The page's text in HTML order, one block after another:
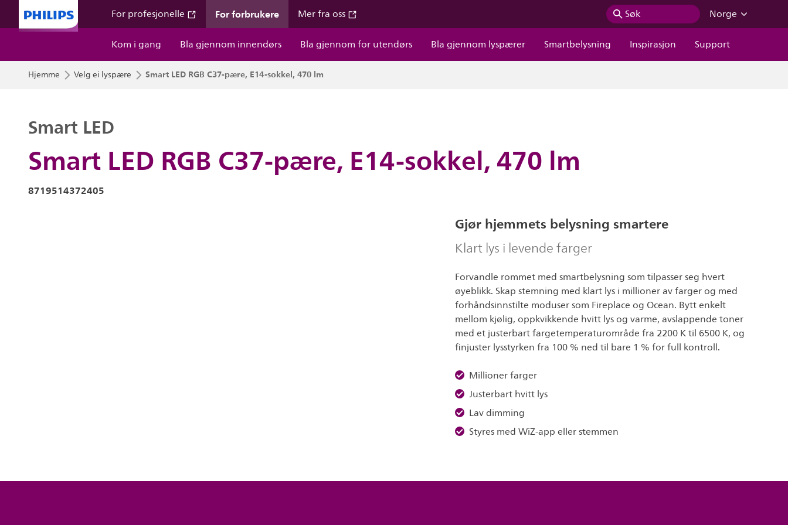
For profesjonelle For forbrukere Mer fra oss Søk
Norge
Kom i gang
Bla gjennom innendørs Bla gjennom for utendørs Bla gjennom lyspærer Smartbelysning Inspirasjon Support
Hjemme Velg ei lyspære Smart LED RGB C37-pære, E14-sokkel, 470 lm
Smart LED RGB C37-pære, E14-sokkel, 470 lm
Smart LED
8719514372405
Gjør hjemmets belysning smartere
Klart lys i levende farger
Forvandle rommet med smartbelysning som tilpasser seg hvert
øyeblikk. Skap stemning med klart lys i millioner av farger og med
forhåndsinnstilte moduser som Fireplace og Ocean. Bytt enkelt
mellom kjølig, oppkvikkende hvitt lys og varme, avslappende toner
med et justerbart fargetemperaturområde fra 2200 K til 6500 K, og
finjuster lysstyrken fra 100 % ned til bare 1 % for full kontroll.
Millioner farger
Justerbart hvitt lys
Lav dimming
Styres med WiZ-app eller stemmen